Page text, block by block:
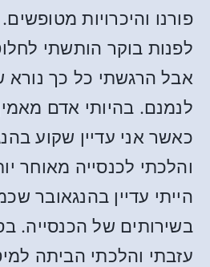
לפנות בוקר הותשתי
אבל הרגשתי כל כך נורא
לנמנם. בהיותי אדם
כאשר אני עדיין שקוע
והלכתי לכנסייה מאוחר
הייתי עדיין בהנגאובר
בשירותים של הכנסייה.
עזבתי והלכתי הביתה